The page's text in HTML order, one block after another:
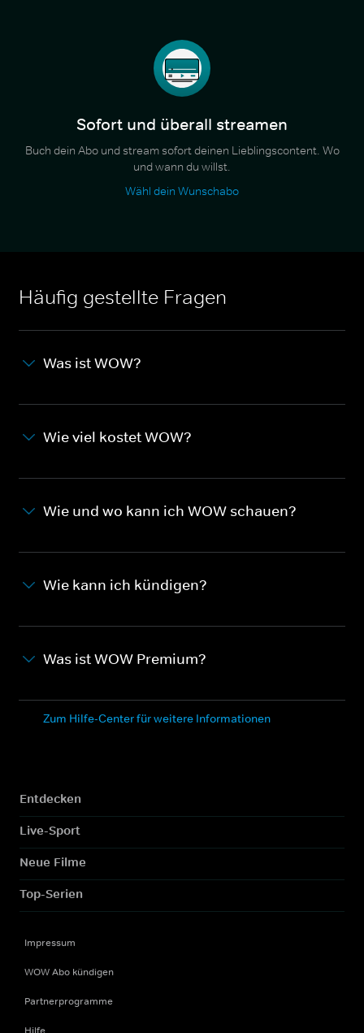
Sofort und überall streamen
Buch dein Abo und stream sofort deinen Lieblingscontent. Wo
und wann du willst.
Wähl dein Wunschabo
Häufig gestellte Fragen
Was ist WOW?
Wie viel kostet WOW?
Wie und wo kann ich WOW schauen?
Wie kann ich kündigen?
Was ist WOW Premium?
Zum Hilfe-Center für weitere Informationen
Entdecken
Live-Sport
Neue Filme
Top-Serien
Impressum
WOW Abo kündigen
Partnerprogramme